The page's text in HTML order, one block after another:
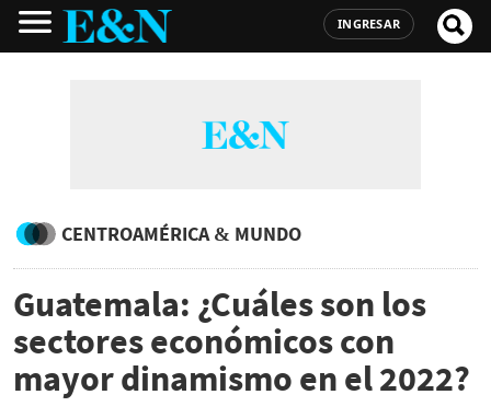
INGRESAR
CENTROAMÉRICA & MUNDO
Guatemala: ¿Cuáles son los
sectores económicos con
mayor dinamismo en el 2022?